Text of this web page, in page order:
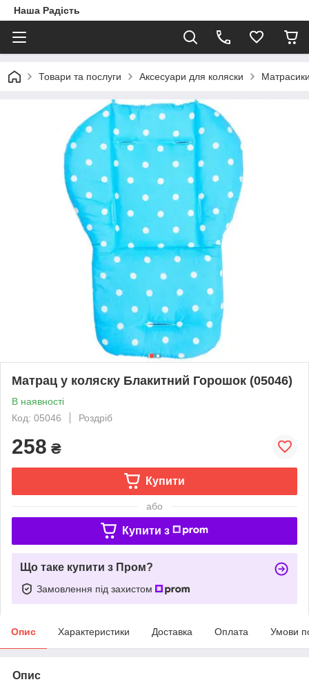
Наша Радість
Товари та послуги Аксесуари для коляски
Матрац у коляску Блакитний Горошок (05046)
В наявності
Код: 05046
Роздріб
258 ₴
Купити
або
Купити з
Що таке купити з Пром?
Замовлення під захистом
Опис Характеристики Доставка Оплата Умови
Опис